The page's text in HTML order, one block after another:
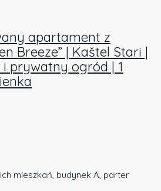
apartament z
Breeze” | Kaštel Stari |
i prywatny ogród | 1
mieszkań, budynek A, parter